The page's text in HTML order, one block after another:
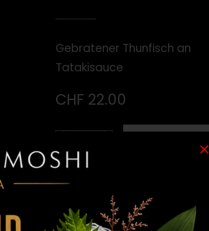
Gebratener Thunfisch an
Tatakisauce
CHF 22.00
Tuna
Tataki
HINZUFÜGEN